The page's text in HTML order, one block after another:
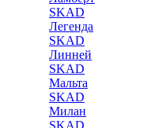
SKAD
Легенда
SKAD
Линней
SKAD
Мальта
SKAD
Милан
SKAD